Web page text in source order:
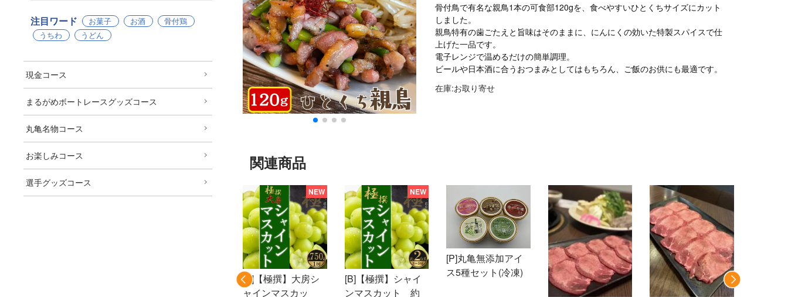
注目ワード お菓子 お酒
骨付鶏
うちわ
うどん
現金コース
まるがめボートレースグッズコース
丸亀名物コース
お楽しみコース
選手グッズコース
骨付鳥で有名な親鳥1本の可食部120gを、食べやすいひとくちサイズにカット
しました。
親鳥特有の歯ごたえと旨味はそのままに、にんにくの効いた特製スパイスで仕
上げた一品です。
電子レンジで温めるだけの簡単調理。
ビールや日本酒に合うおつまみとしてはもちろん、ご飯のお供にも最適です。
在庫:お取り寄せ
関連商品
[B]【極撰】大房シ
ャインマスカッ
[B]【極撰】シャイ
ンマスカット 約
[P]丸亀無添加アイ
ス5種セット(冷凍)